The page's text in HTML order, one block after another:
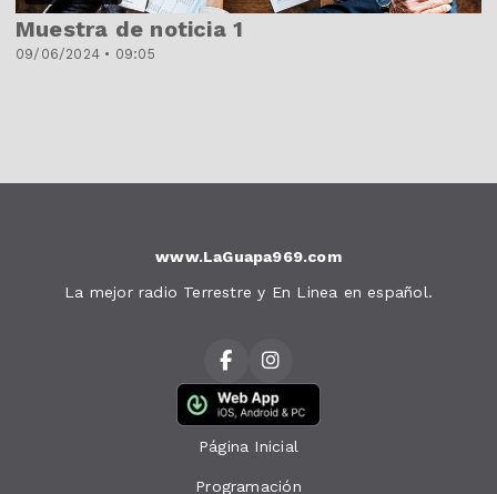
09/06/2024 • 09:05
Muestra de noticia 1
www.LaGuapa969.com
La mejor radio Terrestre y En Linea en español.
Página Inicial
Programación